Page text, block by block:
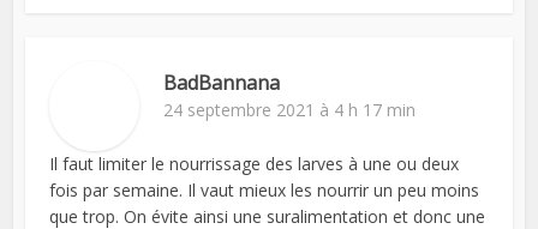
BadBannana
24 septembre 2021 à 4 h 17 min
Il faut limiter le nourrissage des larves à une ou deux
fois par semaine. Il vaut mieux les nourrir un peu moins
que trop. On évite ainsi une suralimentation et donc une